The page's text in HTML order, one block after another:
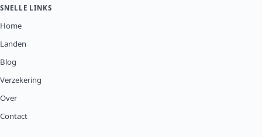
SNELLE LINKS
Home
Landen
Blog
Verzekering
Over
Contact